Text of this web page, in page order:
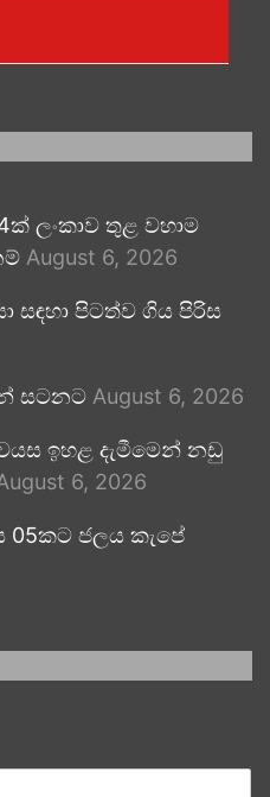
ලංකාව තුළ වහාම
August 6, 2026
සඳහා පිටත්ව ගිය පිරිස
සටනට August 6, 2026
ඉහළ දැමීමෙන් නඩු
6, 2026
05කට ජලය කැපේ